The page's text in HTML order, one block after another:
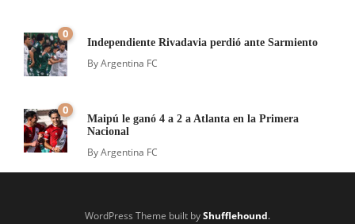
0
Independiente Rivadavia perdió ante Sarmiento
ByArgentina FC
0
Maipú le ganó 4 a 2 a Atlanta en la Primera
Nacional
ByArgentina FC
WordPress Theme built byShufflehound.